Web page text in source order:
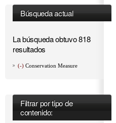
Búsqueda actual
La búsqueda obtuvo 818
resultados
(-) Conservation Measure
Filtrar por tipo de
contenido: